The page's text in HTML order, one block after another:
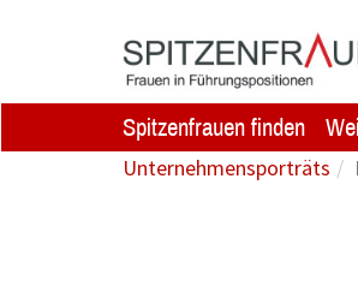
Spitzenfrauen finden
Unternehmensporträts